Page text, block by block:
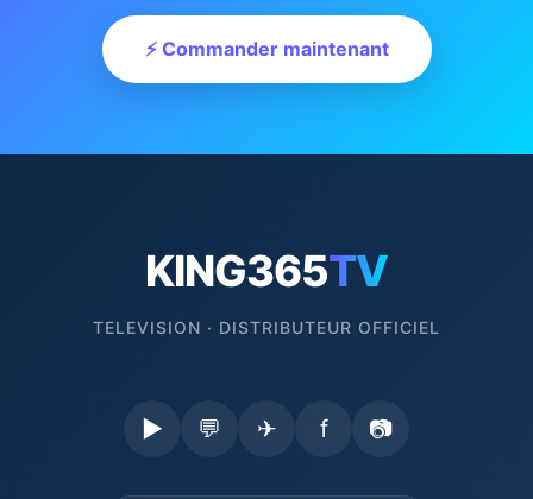
⚡ Commander maintenant
KING365TV
TELEVISION · DISTRIBUTEUR OFFICIEL
▶ 💬 ✈ f 📷